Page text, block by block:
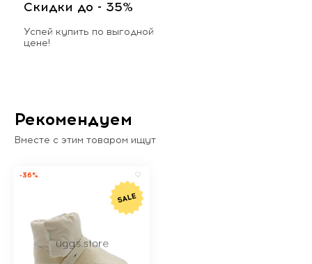
Скидки до - 35%
Успей купить по выгодной
цене!
Рекомендуем
Вместе с этим товаром ищут
-36%